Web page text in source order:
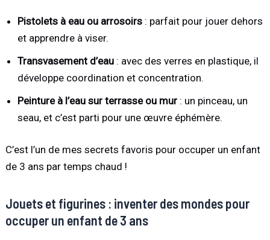
Pistolets à eau ou arrosoirs : parfait pour jouer dehors
et apprendre à viser.
Transvasement d’eau : avec des verres en plastique, il
développe coordination et concentration.
Peinture à l’eau sur terrasse ou mur : un pinceau, un
seau, et c’est parti pour une œuvre éphémère.
C’est l’un de mes secrets favoris pour occuper un enfant
de 3 ans par temps chaud !
Jouets et figurines : inventer des mondes pour
occuper un enfant de 3 ans